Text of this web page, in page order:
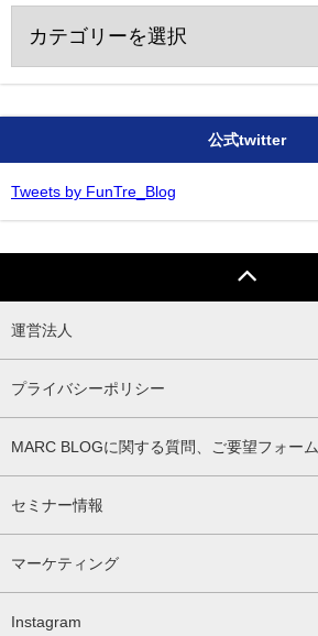
ゴ
リ
ー
公式twitter
Tweets by FunTre_Blog
運営法人
プライバシーポリシー
MARC BLOGに関する質問、ご要望フォーム
セミナー情報
マーケティング
Instagram